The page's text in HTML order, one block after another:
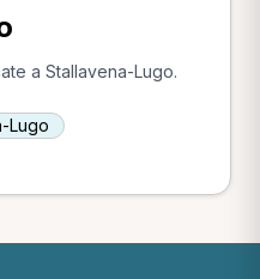
a Stallavena-Lugo.
Lugo